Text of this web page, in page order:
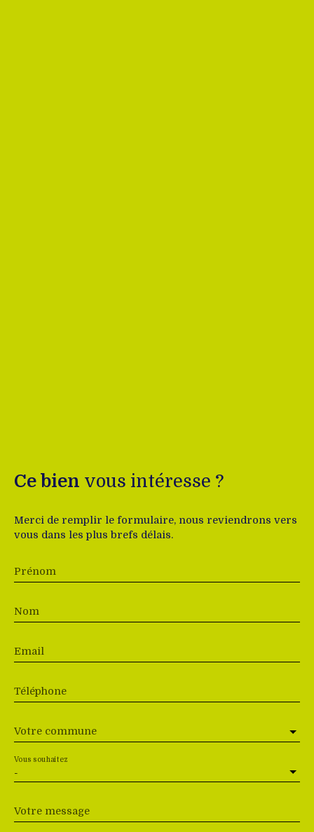
Ce bien vous intéresse ?
Merci de remplir le formulaire, nous reviendrons vers
vous dans les plus brefs délais.
Prénom
Nom
Email
Téléphone
Votre commune
-
Vous souhaitez
Votre message